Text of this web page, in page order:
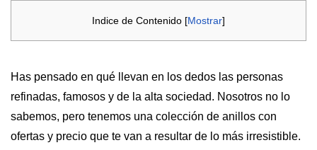
Indice de Contenido [Mostrar]
Has pensado en qué llevan en los dedos las personas
refinadas, famosos y de la alta sociedad. Nosotros no lo
sabemos, pero tenemos una colección de anillos con
ofertas y precio que te van a resultar de lo más irresistible.